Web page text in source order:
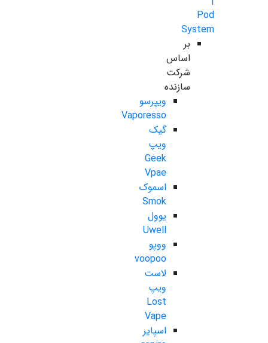
Pod
System
بر
اساس
شرکت
سازنده
ویپرسو
Vaporesso
گیک
ویپ
Geek
Vpae
اسموک
Smok
یوول
Uwell
ووپو
voopoo
لاست
ویپ
Lost
Vape
اسپایر